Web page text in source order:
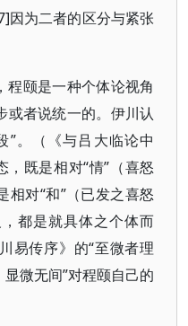
因为二者的区分与紧张
程颐是一种个体论视角
者说统一的。伊川认
”。（《与吕大临论中
，既是相对“情”（喜怒
相对“和”（已发之喜怒
都是就具体之个体而
易传序》的“至微者理
微无间”对程颐自己的